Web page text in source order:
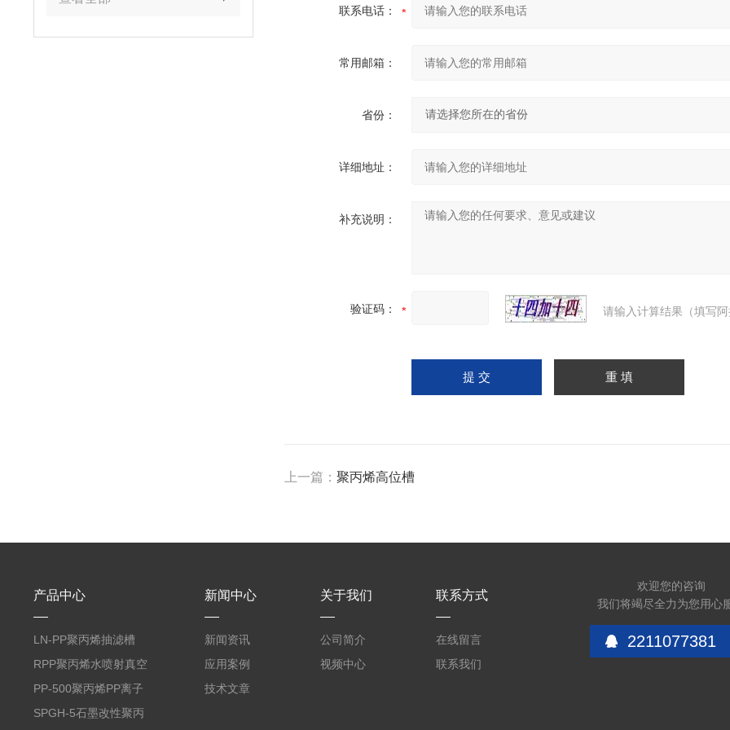
联系电话：
常用邮箱：
省份：
详细地址：
补充说明：
验证码： 请输入计算结果（填写
上一篇：聚丙烯高位槽
产品中心
LN-PP聚丙烯抽滤槽
RPP聚丙烯水喷射真空
机组
PP-500聚丙烯PP离子
交换柱
SPGH-5石墨改性聚丙
新闻中心
新闻资讯
应用案例
技术文章
关于我们
公司简介
视频中心
联系方式
在线留言
联系我们
欢迎您的咨询
我们将竭尽全力为您用心
2211077381